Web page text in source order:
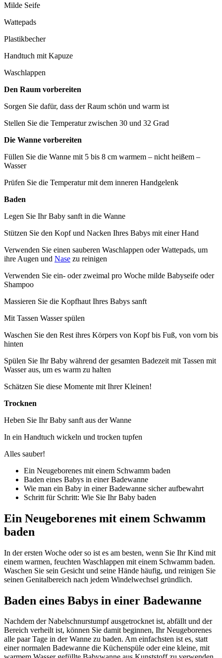
Milde Seife
Wattepads
Plastikbecher
Handtuch mit Kapuze
Waschlappen
Den Raum vorbereiten
Sorgen Sie dafür, dass der Raum schön und warm ist
Stellen Sie die Temperatur zwischen 30 und 32 Grad
Die Wanne vorbereiten
Füllen Sie die Wanne mit 5 bis 8 cm warmem – nicht heißem –
Wasser
Prüfen Sie die Temperatur mit dem inneren Handgelenk
Baden
Legen Sie Ihr Baby sanft in die Wanne
Stützen Sie den Kopf und Nacken Ihres Babys mit einer Hand
Verwenden Sie einen sauberen Waschlappen oder Wattepads, um
ihre Augen und Nase zu reinigen
Verwenden Sie ein- oder zweimal pro Woche milde Babyseife oder
Shampoo
Massieren Sie die Kopfhaut Ihres Babys sanft
Mit Tassen Wasser spülen
Waschen Sie den Rest ihres Körpers von Kopf bis Fuß, von vorn bis
hinten
Spülen Sie Ihr Baby während der gesamten Badezeit mit Tassen mit
Wasser aus, um es warm zu halten
Schätzen Sie diese Momente mit Ihrer Kleinen!
Trocknen
Heben Sie Ihr Baby sanft aus der Wanne
In ein Handtuch wickeln und trocken tupfen
Alles sauber!
Ein Neugeborenes mit einem Schwamm baden
Baden eines Babys in einer Badewanne
Wie man ein Baby in einer Badewanne sicher aufbewahrt
Schritt für Schritt: Wie Sie Ihr Baby baden
Ein Neugeborenes mit einem Schwamm
baden
In der ersten Woche oder so ist es am besten, wenn Sie Ihr Kind mit
einem warmen, feuchten Waschlappen mit einem Schwamm baden.
Waschen Sie sein Gesicht und seine Hände häufig, und reinigen Sie
seinen Genitalbereich nach jedem Windelwechsel gründlich.
Baden eines Babys in einer Badewanne
Nachdem der Nabelschnurstumpf ausgetrocknet ist, abfällt und der
Bereich verheilt ist, können Sie damit beginnen, Ihr Neugeborenes
alle paar Tage in der Wanne zu baden. Am einfachsten ist es, statt
einer normalen Badewanne die Küchenspüle oder eine kleine, mit